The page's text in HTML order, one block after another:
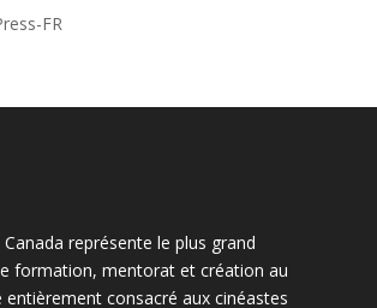
FR
représente le plus grand
formation, mentorat et création au
entièrement consacré aux cinéastes